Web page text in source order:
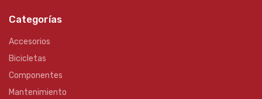
Categorías
Accesorios
Bicicletas
Componentes
Mantenimiento